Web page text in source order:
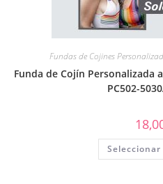
Fundas de Cojines
Funda de Cojín Personalizada
PC502-